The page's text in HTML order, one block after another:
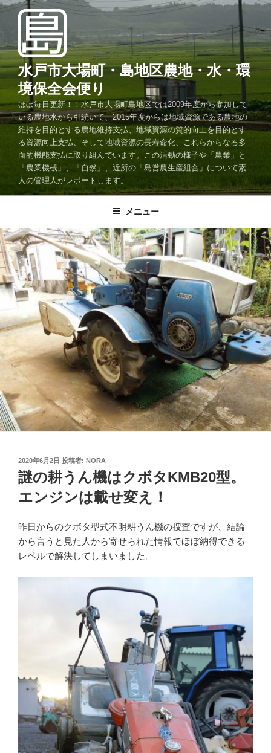
コ
ン
ツ
キ
ッ
水戸市大場町・島地区農地・水・環
境保全会便り
ほぼ毎日更新！！水戸市大場町島地区では2009年度から参加して
いる農地水から引続いて、2015年度からは地域資源である農地の
維持を目的とする農地維持支払、地域資源の質的向上を目的とす
る資源向上支払、そして地域資源の長寿命化、これらからなる多
面的機能支払に取り組んでいます。この活動の様子や「農業」と
「農業機械」、「自然」、近所の「島営農生産組合」について素
人の管理人がレポートします。
メニュー
投
稿
日:
2020年6月2日 投稿者: NORA
謎の耕うん機はクボタKMB20型。
エンジンは載せ変え！
昨日からのクボタ型式不明耕うん機の捜査ですが、結論
から言うと見た人から寄せられた情報でほぼ納得できる
レベルで解決してしまいました。